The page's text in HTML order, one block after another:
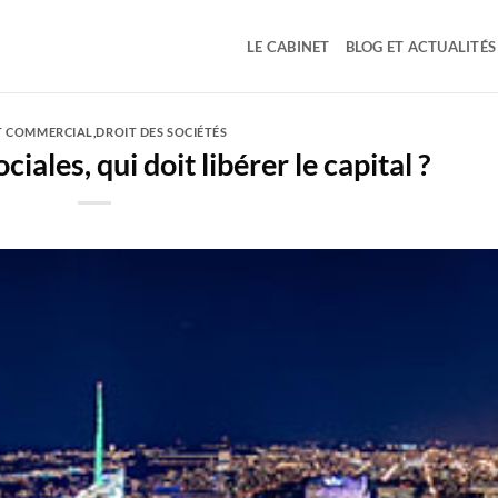
LE CABINET BLOG ET ACTUALITÉS
COMMERCIAL ,DROIT DES SOCIÉTÉS
qui doit libérer le capital ?